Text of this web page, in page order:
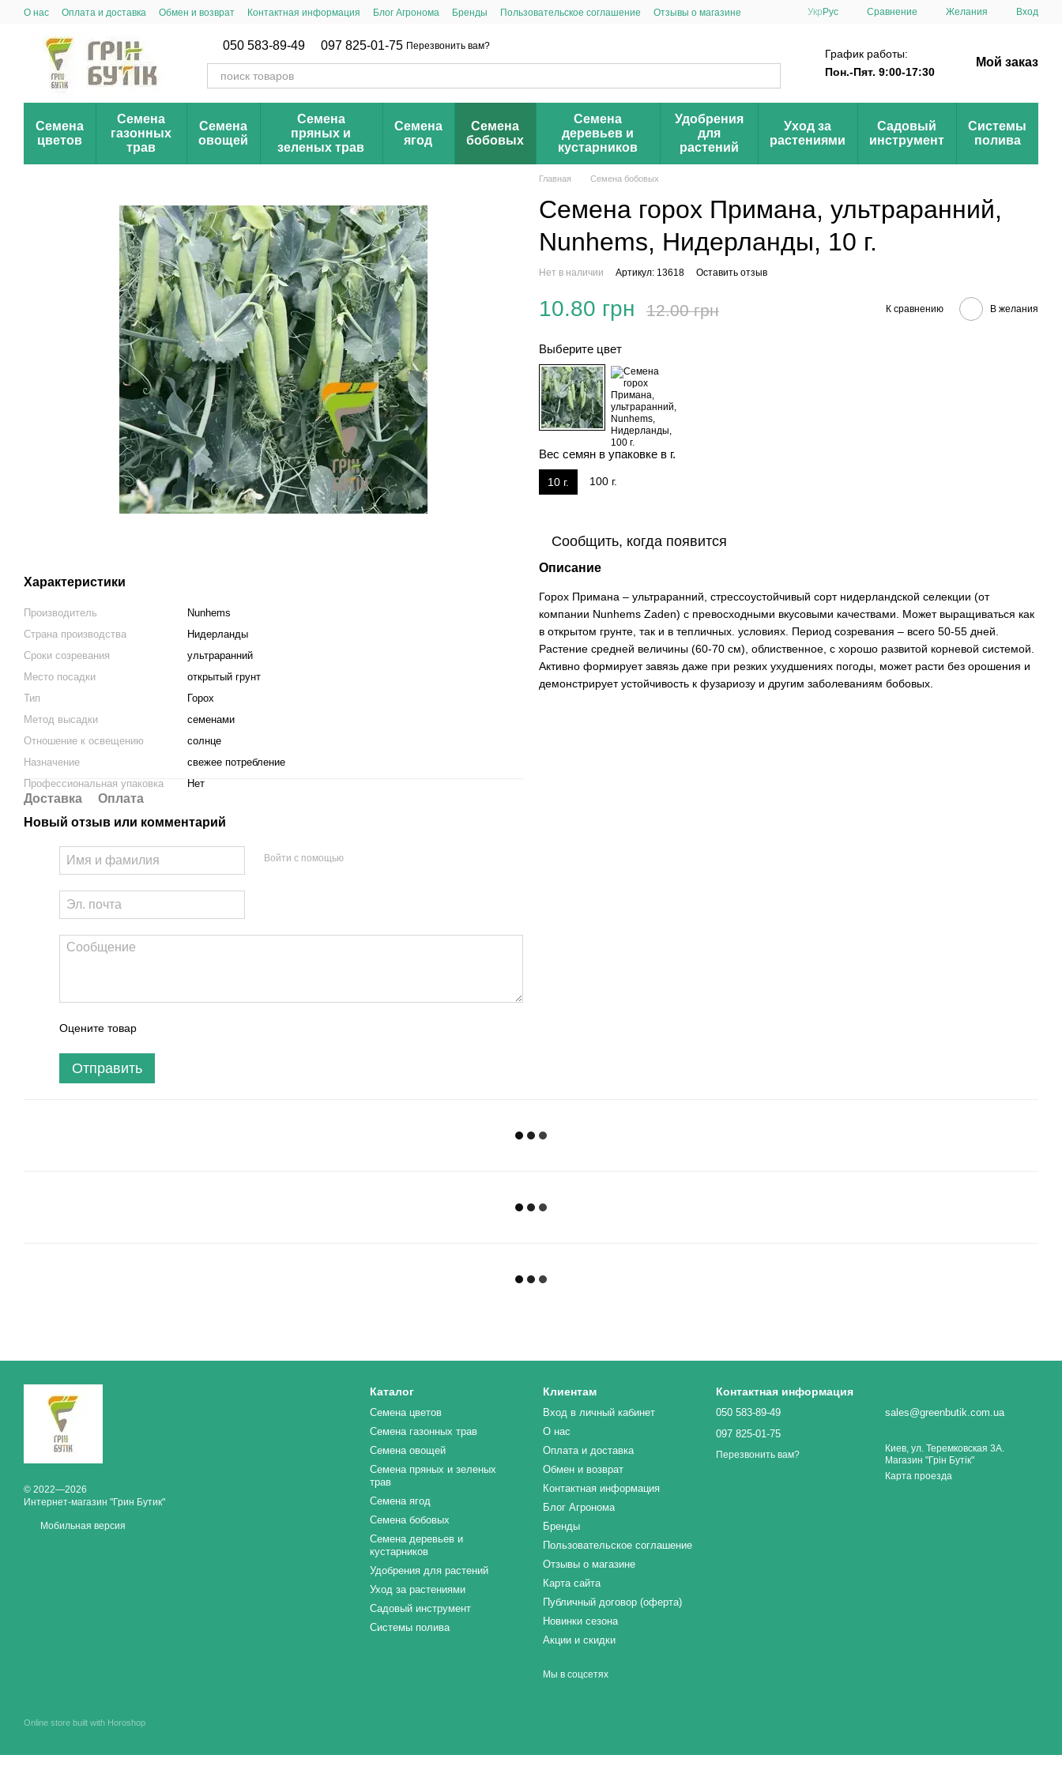
Перейти к основному контенту
О нас Оплата и доставка Обмен и возврат Контактная информация Блог Агронома Бренды Пользовательское соглашение
Отзывы о магазине
Укр Рус Сравнение Желания Вход
050 583-89-49 097 825-01-75 Перезвонить вам?
График работы:
Пон.-Пят. 9:00-17:30
Мой заказ
Семена
цветов
Семена
газонных
трав
Семена
овощей
Семена
пряных и
зеленых трав
Семена
ягод
Семена
бобовых
Семена
деревьев и
кустарников
Удобрения
для
растений
Уход за
растениями
Садовый
инструмент
Системы
полива
Характеристики
Производитель
Nunhems
Страна производства
Нидерланды
Сроки созревания
ультраранний
Место посадки
открытый грунт
Тип
Горох
Метод высадки
семенами
Отношение к освещению
солнце
Назначение
свежее потребление
Профессиональная упаковка
Нет
Доставка
Оплата
Новый отзыв или комментарий
Войти с помощью
Оцените товар
Отправить
Главная Семена бобовых
Семена горох Примана, ультраранний,
Nunhems, Нидерланды, 10 г.
Нет в наличии Артикул: 13618 Оставить отзыв
10.80 грн 12.00 грн К сравнению В желания
Выберите цвет
Вес семян в упаковке в г.
10 г. 100 г.
Сообщить, когда появится
Описание
Горох Примана – ультраранний, стрессоустойчивый сорт нидерландской селекции (от
компании Nunhems Zaden) с превосходными вкусовыми качествами. Может выращиваться как
в открытом грунте, так и в тепличных. условиях. Период созревания – всего 50-55 дней.
Растение средней величины (60-70 см), облиственное, с хорошо развитой корневой системой.
Активно формирует завязь даже при резких ухудшениях погоды, может расти без орошения и
демонстрирует устойчивость к фузариозу и другим заболеваниям бобовых.
© 2022—2026
Интернет-магазин "Грин Бутик"
Мобильная версия
Online store built with Horoshop
Каталог
Семена цветов
Семена газонных трав
Семена овощей
Семена пряных и зеленых
трав
Семена ягод
Семена бобовых
Семена деревьев и
кустарников
Удобрения для растений
Уход за растениями
Садовый инструмент
Системы полива
Клиентам
Вход в личный кабинет
О нас
Оплата и доставка
Обмен и возврат
Контактная информация
Блог Агронома
Бренды
Пользовательское соглашение
Отзывы о магазине
Карта сайта
Публичный договор (оферта)
Новинки сезона
Акции и скидки
Мы в соцсетях
Контактная информация
050 583-89-49
097 825-01-75
Перезвонить вам?
sales@greenbutik.com.ua
Киев, ул. Теремковская 3А.
Магазин "Грін Бутік"
Карта проезда